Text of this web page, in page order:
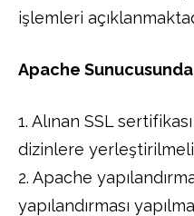
işlemleri
Apache
1. Alınan SSL
dizinlere
2. Apache
yapılandırması